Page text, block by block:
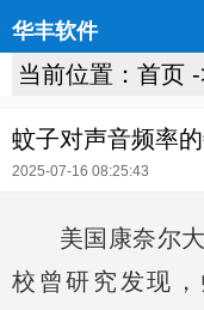
华丰软件
当前位置： 首页
蚊子对声音频率
2025-07-16 08:25:43
美国康奈尔
校曾研究发现